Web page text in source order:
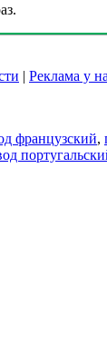
| Реклама у
французский,